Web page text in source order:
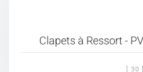
Clapets à Ressort -
[ 30 ]